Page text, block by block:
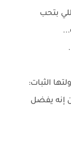
بتحب
الثبات:
إنه يفضل